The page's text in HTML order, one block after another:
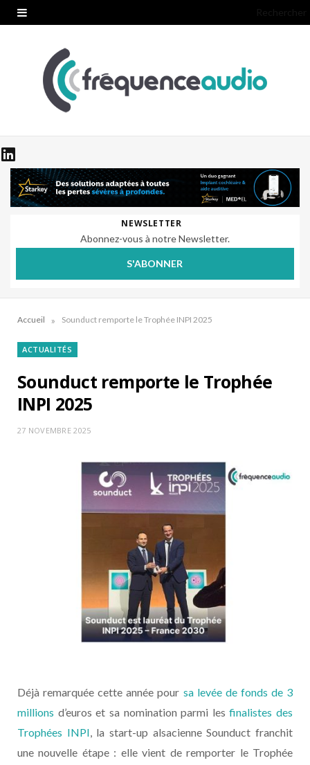
NEWSLETTER
Abonnez-vous à notre Newsletter.
S'ABONNER
Accueil » Sounduct remporte le Trophée INPI 2025
ACTUALITÉS
Sounduct remporte le Trophée
INPI 2025
27 NOVEMBRE 2025
Déjà remarquée cette année pour sa levée de fonds de 3
millions d’euros et sa nomination parmi lesfinalistes des
Trophées INPI, la start-up alsacienne Sounduct franchit
une nouvelle étape : elle vient de remporter le Trophée